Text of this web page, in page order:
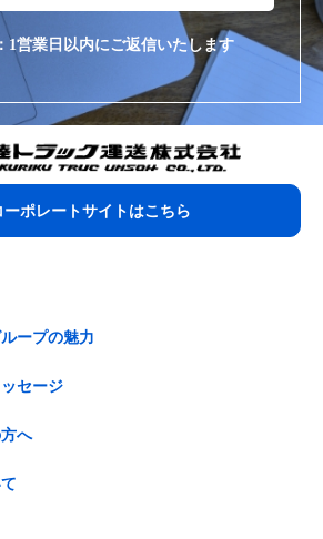
1営業日以内にご返信いたします
ーポレートサイトはこちら​
ープの魅力
セージ​
へ